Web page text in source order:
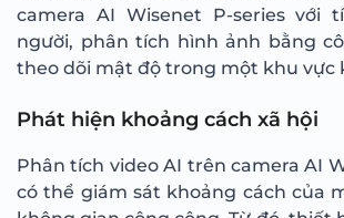
camera AI Wisenet P-series với
người, phân tích hình ảnh bằng
theo dõi mật độ trong một khu vực
Phát hiện khoảng cách xã hội
Phân tích video AI trên camera AI
có thể giám sát khoảng cách của